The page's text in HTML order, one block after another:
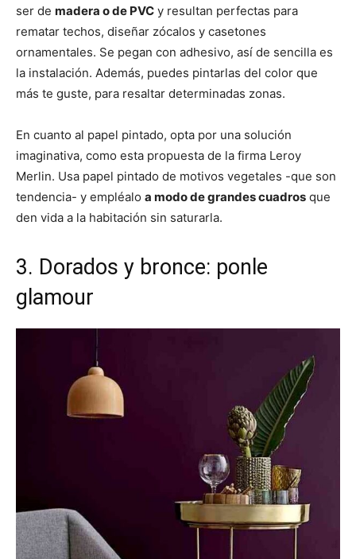
ser de madera o de PVC y resultan perfectas para
rematar techos, diseñar zócalos y casetones
ornamentales. Se pegan con adhesivo, así de sencilla es
la instalación. Además, puedes pintarlas del color que
más te guste, para resaltar determinadas zonas.
En cuanto al papel pintado, opta por una solución
imaginativa, como esta propuesta de la firma Leroy
Merlin. Usa papel pintado de motivos vegetales -que son
tendencia- y empléalo a modo de grandes cuadros que
den vida a la habitación sin saturarla.
3. Dorados y bronce: ponle
glamour